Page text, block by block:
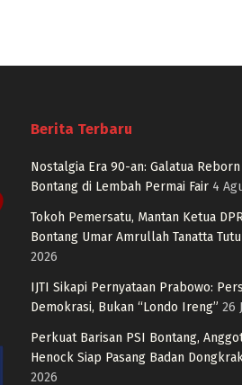
Berita Terbaru
Nostalgia Era 90-an: Galatua
Bontang di Lembah Permai Fair 4
Tokoh Pemersatu, Mantan Ketua
Bontang Umar Amrullah Tanatta
2026
IJTI Sikapi Pernyataan Prabowo:
Demokrasi, Bukan “Londo Ireng” 26
Perkuat Barisan PSI Bontang,
Henock Siap Pasang Badan
2026